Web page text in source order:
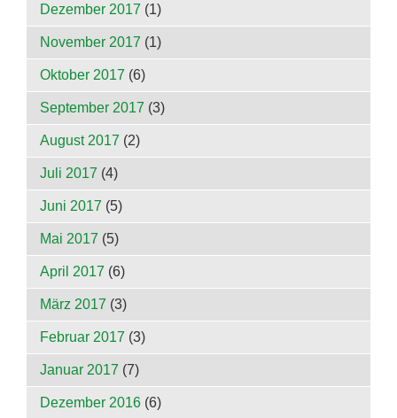
Dezember 2017 (1)
November 2017 (1)
Oktober 2017 (6)
September 2017 (3)
August 2017 (2)
Juli 2017 (4)
Juni 2017 (5)
Mai 2017 (5)
April 2017 (6)
März 2017 (3)
Februar 2017 (3)
Januar 2017 (7)
Dezember 2016 (6)